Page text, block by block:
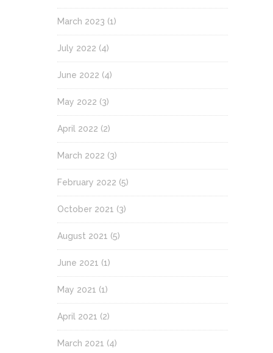
March 2023 (1)
July 2022 (4)
June 2022 (4)
May 2022 (3)
April 2022 (2)
March 2022 (3)
February 2022 (5)
October 2021 (3)
August 2021 (5)
June 2021 (1)
May 2021 (1)
April 2021 (2)
March 2021 (4)